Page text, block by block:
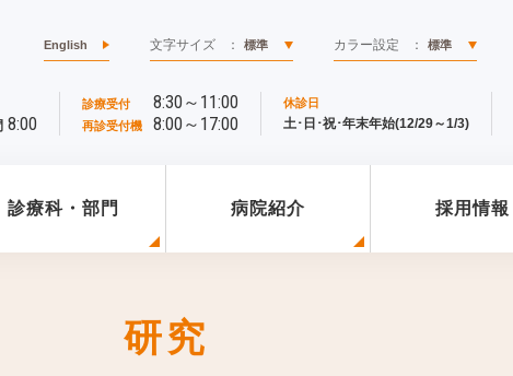
English 文字サイズ ： 標準 カラー設定 ： 標準
8:00
診療受付 8:30～11:00
再診受付機 8:00～17:00
休診日
土･日･祝･年末年始(12/29～1/3)
診療科・部門 病院紹介 採用情報
研究